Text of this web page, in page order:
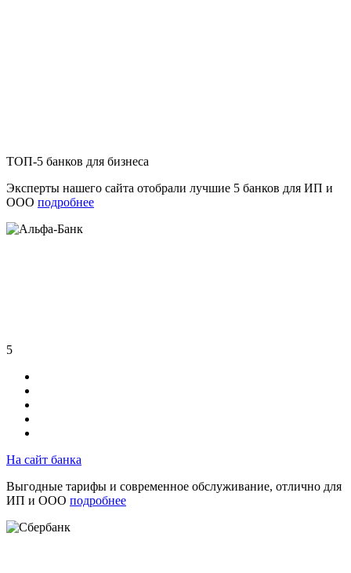
ТОП-5 банков для бизнеса
Эксперты нашего сайта отобрали лучшие 5 банков для ИП и
ООО подробнее
5
На сайт банка
Выгодные тарифы и современное обслуживание, отлично для
ИП и ООО подробнее